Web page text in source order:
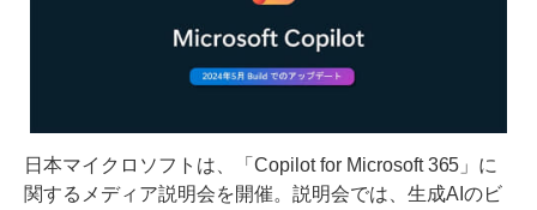
日本マイクロソフトは、「Copilot for Microsoft 365」に
関するメディア説明会を開催。説明会では、生成AIのビ